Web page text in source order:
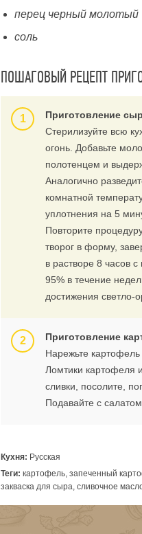
перец черный молотый
соль
ПОШАГОВЫЙ РЕЦЕПТ
Приготовление
Стерилизуйте всю
огонь. Добавьте
полотенцем и
Аналогично
комнатной
уплотнения на 5
Повторите
творог в форму,
в растворе 8 часов
95% в течение
достижения светло-
Приготовление
Нарежьте
Ломтики картофеля
сливки, посолите,
Подавайте с
Кухня: Русская
Теги: картофель, запеченный
закваска для сыра, сливочное